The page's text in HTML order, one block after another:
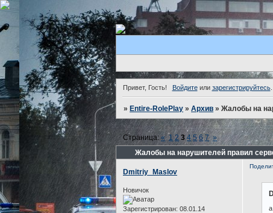
Привет, Гость! Войдитеили зарегистрируйтесь.
»Entire-RolePlay »Архив »Жалобы на
Жалобы на нарушителей правил
Страница:« 1 2 3 4 5 6 7 »
Dmitriy_Maslov
Новичок
Зарегистрирован: 08.01.14